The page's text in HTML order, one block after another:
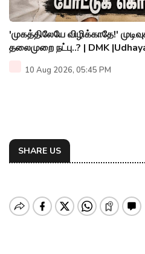
'முகத்திலேயே விழிக்காதே!'
தலைமுறை நட்பு..? | DMK
10 Aug 2026, 05:45 PM
SHARE US